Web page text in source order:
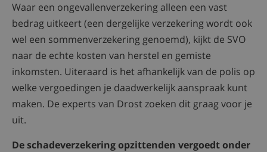
Waar een ongevallenverzekering alleen een vast
bedrag uitkeert (een dergelijke verzekering wordt ook
wel een sommenverzekering genoemd), kijkt de SVO
naar de echte kosten van herstel en gemiste
inkomsten. Uiteraard is het afhankelijk van de polis op
welke vergoedingen je daadwerkelijk aanspraak kunt
maken. De experts van Drost zoeken dit graag voor je
uit.
De schadeverzekering opzittenden vergoedt onder